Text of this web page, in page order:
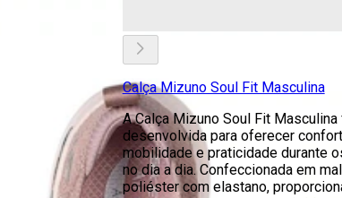
Calça Mizuno Soul Fit Masculina
A Calça Mizuno Soul Fit
desenvolvida para oferecer
mobilidade e praticidade durante
no dia a dia. Confeccionada em
poliéster com elastano,